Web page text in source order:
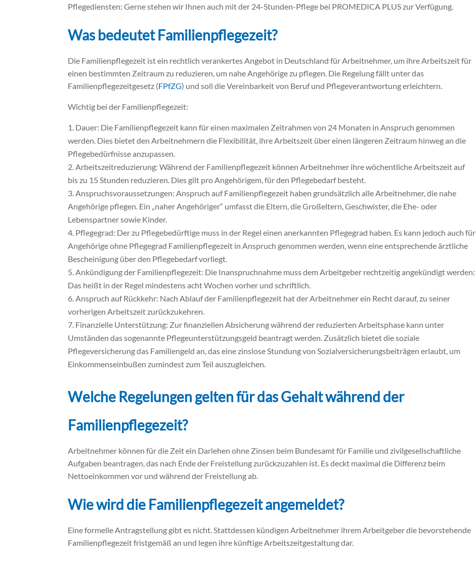
Pflegediensten: Gerne stehen wir Ihnen auch mit der 24-Stunden-Pflege bei PROMEDICA PLUS zur Verfügung.
Was bedeutet Familienpflegezeit?
Die Familienpflegezeit ist ein rechtlich verankertes Angebot in Deutschland für Arbeitnehmer, um ihre Arbeitszeit für
einen bestimmten Zeitraum zu reduzieren, um nahe Angehörige zu pflegen. Die Regelung fällt unter das
Familienpflegezeitgesetz (FPfZG) und soll die Vereinbarkeit von Beruf und Pflegeverantwortung erleichtern.
Wichtig bei der Familienpflegezeit:
Dauer: Die Familienpflegezeit kann für einen maximalen Zeitrahmen von 24 Monaten in Anspruch genommen
werden. Dies bietet den Arbeitnehmern die Flexibilität, ihre Arbeitszeit über einen längeren Zeitraum hinweg an die
Pflegebedürfnisse anzupassen.
Arbeitszeitreduzierung: Während der Familienpflegezeit können Arbeitnehmer ihre wöchentliche Arbeitszeit auf
bis zu 15 Stunden reduzieren. Dies gilt pro Angehörigem, für den Pflegebedarf besteht.
Anspruchsvoraussetzungen: Anspruch auf Familienpflegezeit haben grundsätzlich alle Arbeitnehmer, die nahe
Angehörige pflegen. Ein „naher Angehöriger“ umfasst die Eltern, die Großeltern, Geschwister, die Ehe- oder
Lebenspartner sowie Kinder.
Pflegegrad: Der zu Pflegebedürftige muss in der Regel einen anerkannten Pflegegrad haben. Es kann jedoch auch für
Angehörige ohne Pflegegrad Familienpflegezeit in Anspruch genommen werden, wenn eine entsprechende ärztliche
Bescheinigung über den Pflegebedarf vorliegt.
Ankündigung der Familienpflegezeit: Die Inanspruchnahme muss dem Arbeitgeber rechtzeitig angekündigt werden:
Das heißt in der Regel mindestens acht Wochen vorher und schriftlich.
Anspruch auf Rückkehr: Nach Ablauf der Familienpflegezeit hat der Arbeitnehmer ein Recht darauf, zu seiner
vorherigen Arbeitszeit zurückzukehren.
Finanzielle Unterstützung: Zur finanziellen Absicherung während der reduzierten Arbeitsphase kann unter
Umständen das sogenannte Pflegeunterstützungsgeld beantragt werden. Zusätzlich bietet die soziale
Pflegeversicherung das Familiengeld an, das eine zinslose Stundung von Sozialversicherungsbeiträgen erlaubt, um
Einkommenseinbußen zumindest zum Teil auszugleichen.
Welche Regelungen gelten für das Gehalt während der
Familienpflegezeit?
Arbeitnehmer können für die Zeit ein Darlehen ohne Zinsen beim Bundesamt für Familie und zivilgesellschaftliche
Aufgaben beantragen, das nach Ende der Freistellung zurückzuzahlen ist. Es deckt maximal die Differenz beim
Nettoeinkommen vor und während der Freistellung ab.
Wie wird die Familienpflegezeit angemeldet?
Eine formelle Antragstellung gibt es nicht. Stattdessen kündigen Arbeitnehmer ihrem Arbeitgeber die bevorstehende
Familienpflegezeit fristgemäß an und legen ihre künftige Arbeitszeitgestaltung dar.